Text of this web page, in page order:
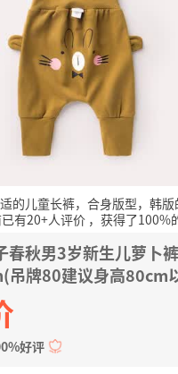
的儿童长裤，合身版型，韩
有20+人评价 ，获得了100%
春秋男3岁新生儿萝卜
吊牌80建议身高80cm
好评